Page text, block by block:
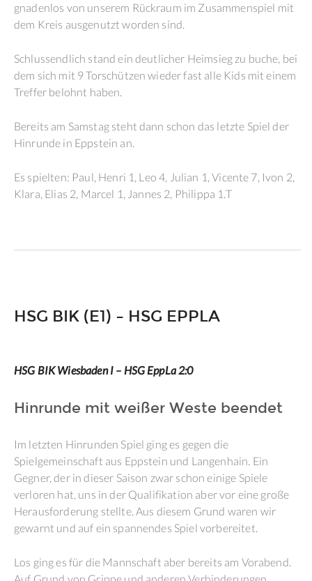
gnadenlos von unserem Rückraum im Zusammenspiel mit
dem Kreis ausgenutzt worden sind.
Schlussendlich stand ein deutlicher Heimsieg zu buche, bei
dem sich mit 9 Torschützen wieder fast alle Kids mit einem
Treffer belohnt haben.
Bereits am Samstag steht dann schon das letzte Spiel der
Hinrunde in Eppstein an.
Es spielten: Paul, Henri 1, Leo 4, Julian 1, Vicente 7, Ivon 2,
Klara, Elias 2, Marcel 1, Jannes 2, Philippa 1.T
HSG BIK (E1) – HSG EPPLA
HSG BIK Wiesbaden I – HSG EppLa 2:0
Hinrunde mit weißer Weste beendet
Im letzten Hinrunden Spiel ging es gegen die
Spielgemeinschaft aus Eppstein und Langenhain. Ein
Gegner, der in dieser Saison zwar schon einige Spiele
verloren hat, uns in der Qualifikation aber vor eine große
Herausforderung stellte. Aus diesem Grund waren wir
gewarnt und auf ein spannendes Spiel vorbereitet.
Los ging es für die Mannschaft aber bereits am Vorabend.